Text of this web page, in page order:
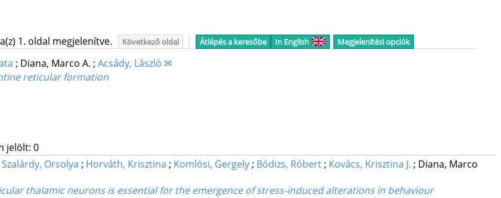
1. oldal megjelenítve. Következő oldal Átlépés a keresőbe In English Megjelenítési opciók
; Diana, Marco A. ; Acsády, László ✉
reticular formation
jelölt: 0
Szalárdy, Orsolya ; Horváth, Krisztina ; Komlósi, Gergely ; Bódizs, Róbert ; Kovács, Krisztina J. ; Diana, Marco
thalamic neurons is essential for the emergence of stress-induced alterations in behaviour